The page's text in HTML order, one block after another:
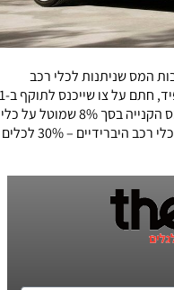
המס שניתנות לכלי רכב
חשמליים והיברידיים. שר האוצר, יאיר לפיד, חתם על צו שייכנס לתוקף ב-1
בינואר ויותיר למשך שנה ללא שינוי את מס הקנייה בסך 8% שמוטל על כלי
רכב חשמליים. גם מס הקנייה שמוטל על כלי רכב היברידיים – 30% לכלים